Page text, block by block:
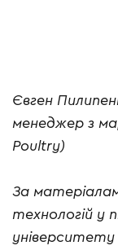
Євген
менеджер з
Poultry)
За
технологій у